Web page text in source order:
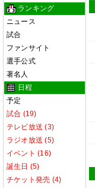
ランキング
ニュース
試合
ファンサイト
選手公式
著名人
日程
予定
試合 (19)
テレビ放送 (3)
ラジオ放送 (5)
イベント (16)
誕生日 (5)
チケット発売 (4)